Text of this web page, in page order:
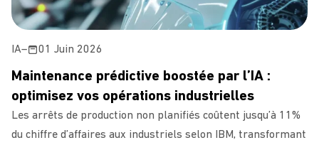
IA– 01 Juin 2026
Maintenance prédictive boostée par l’IA :
optimisez vos opérations industrielles
Les arrêts de production non planifiés coûtent jusqu’à 11%
du chiffre d’affaires aux industriels selon IBM, transformant